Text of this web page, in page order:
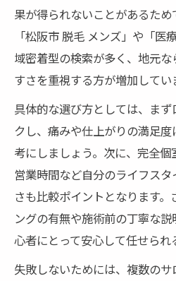
果が得られないことがあるた
「松阪市 脱毛 メンズ」や「医
域密着型の検索が多く、地元
すさを重視する方が増加してい
具体的な選び方としては、ま
クし、痛みや仕上がりの満足
考にしましょう。次に、完全個
営業時間など自分のライフス
さも比較ポイントとなります
ングの有無や施術前の丁寧な
心者にとって安心して任せられ
失敗しないためには、複数の